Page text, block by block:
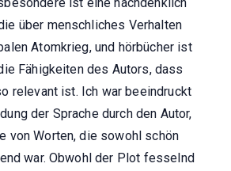
über menschliches Verhalten
Atomkrieg, und hörbücher ist
Fähigkeiten des Autors, dass
relevant ist. Ich war beeindruckt
der Sprache durch den Autor,
von Worten, die sowohl schön
war. Obwohl der Plot fesselnd